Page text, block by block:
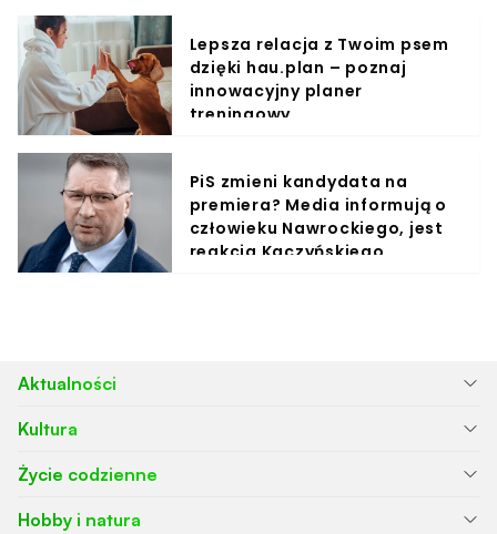
Lepsza relacja z Twoim psem
dzięki hau.plan – poznaj
innowacyjny planer
treningowy
PiS zmieni kandydata na
premiera? Media informują o
człowieku Nawrockiego, jest
reakcja Kaczyńskiego
Aktualności
Kultura
Życie codzienne
Hobby i natura